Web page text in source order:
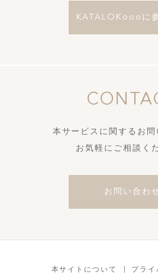
KATALOKoooに
本サービスに関するお問
お気軽にご相談く
お問い合わ
本サイトについて プライ